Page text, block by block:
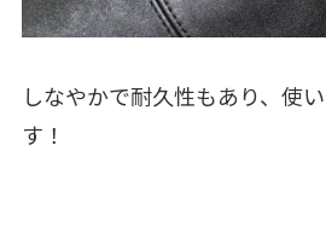
しなやかで耐久性もあり、使
す！